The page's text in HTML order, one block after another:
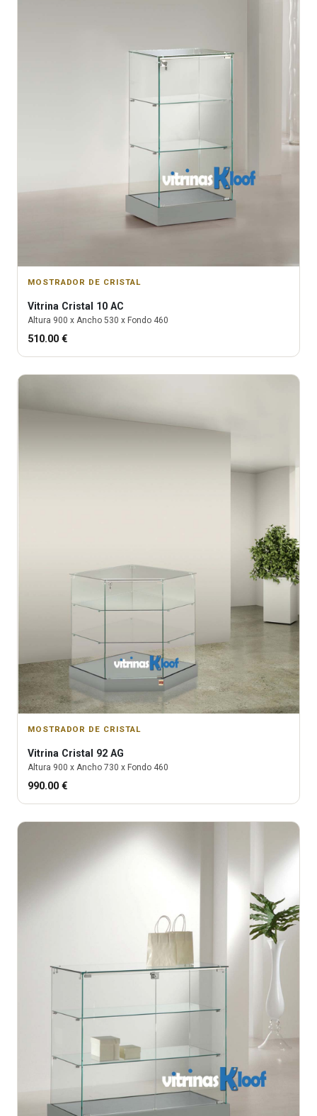
MOSTRADOR DE CRISTAL
Vitrina Cristal 10 AC
Altura 900 x Ancho 530 x Fondo 460
510.00 €
MOSTRADOR DE CRISTAL
Vitrina Cristal 92 AG
Altura 900 x Ancho 730 x Fondo 460
990.00 €